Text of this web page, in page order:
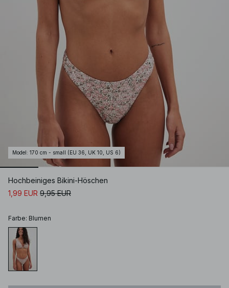
Model : 170 cm - small (EU 36, UK 10, US 6)
Hochbeiniges Bikini-Höschen
1,99 EUR 9,95 EUR
Farbe: Blumen